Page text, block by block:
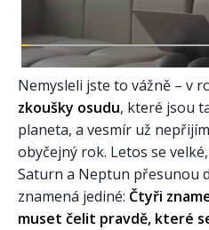
Nemysleli jste to vážně – v
zkoušky osudu, které jsou
planeta, a vesmír už
obyčejný rok. Letos se
Saturn a Neptun přesunou
znamená jediné: Čtyři
muset čelit pravdě, které